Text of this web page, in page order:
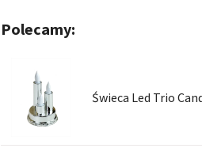
Polecamy:
Świeca Led Trio